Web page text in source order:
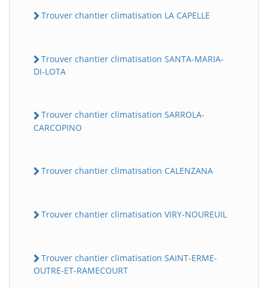
Trouver chantier climatisation LA CAPELLE
Trouver chantier climatisation SANTA-MARIA-
DI-LOTA
Trouver chantier climatisation SARROLA-
CARCOPINO
Trouver chantier climatisation CALENZANA
Trouver chantier climatisation VIRY-NOUREUIL
Trouver chantier climatisation SAINT-ERME-
OUTRE-ET-RAMECOURT